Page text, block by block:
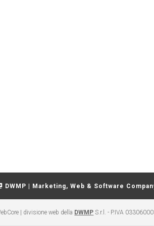
DWMP | Marketing, Web & Software
| divisione web della DWMP S.r.l. - P.IVA